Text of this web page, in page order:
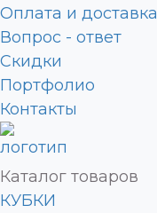
Оплата и доставка
Вопрос - ответ
Скидки
Портфолио
Контакты
Каталог товаров
КУБКИ